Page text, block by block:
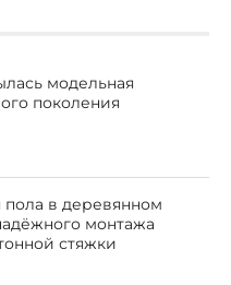
модельная
поколения
пола в деревянном
монтажа
стяжки